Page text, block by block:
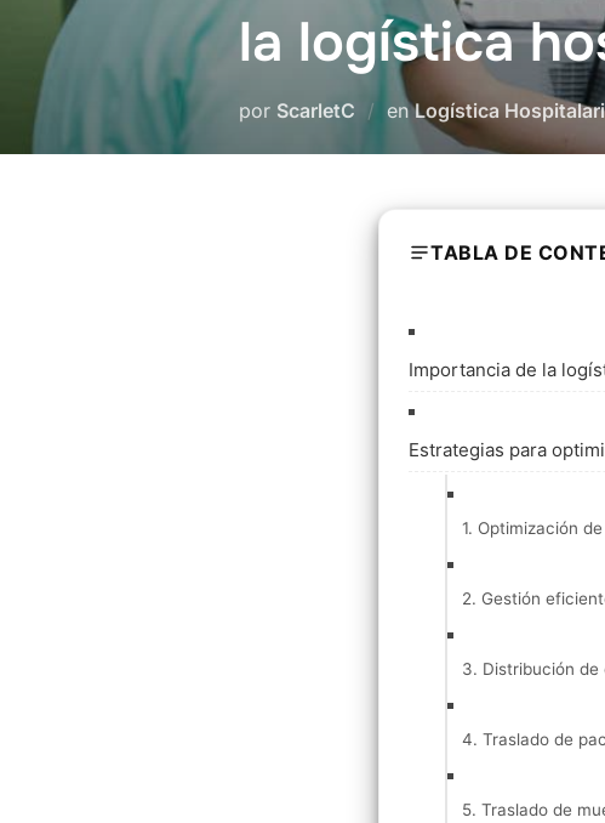
la logística
por ScarletC enLogística
TABLA DE
Importancia de la
Estrategias para
1. Optimización
2. Gestión
3. Distribución de
4. Traslado de
5. Traslado de